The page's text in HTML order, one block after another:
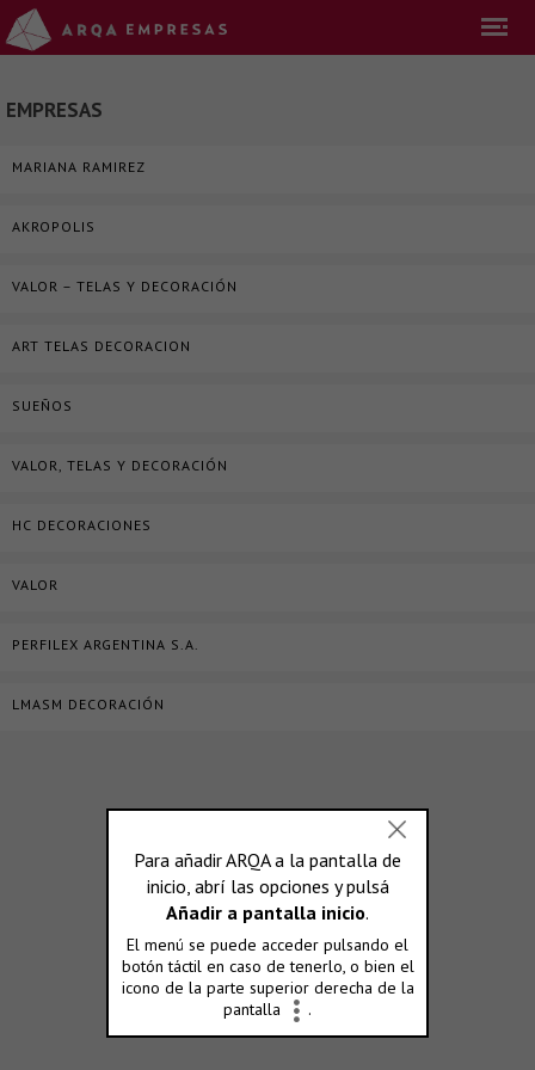
EMPRESAS
MARIANA RAMIREZ
AKROPOLIS
VALOR – TELAS Y DECORACIÓN
ART TELAS DECORACION
SUEÑOS
VALOR, TELAS Y DECORACIÓN
HC DECORACIONES
VALOR
PERFILEX ARGENTINA S.A.
LMASM DECORACIÓN